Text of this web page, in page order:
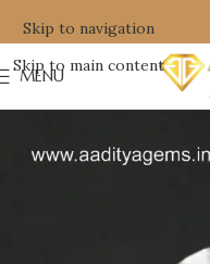
Skip to navigation
Skip to main content
MENU